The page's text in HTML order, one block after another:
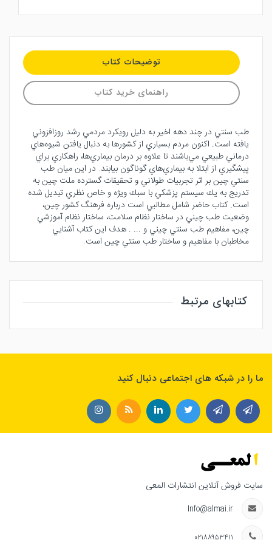
توضیحات کتاب
راهنمای خرید کتاب
طب سنتي در چند دهه اخير به دليل رويكرد مردمي رشد روزافزوني
يافته است. اكنون مردم بسياري از كشورها به دنبال يافتن شيوه‌هاي
درماني طبيعي مي‌باشند تا علاوه بر درمان بيماري‌ها، راهكاري براي
پيشگيري از ابتلا به بيماري‌هاي گوناگون بيابند. در اين ميان طب
سنتي چين بر اثر تجربيات طولاني و تحقيقات گسترده ملت چين به
تدريج به يك سيستم پزشكي با سبك ويژه و خاص نظري تبديل شده
است. كتاب حاضر شامل مطالبي است درباره فرهنگ كشور چين،
وضعيت طب چيني در ساختار نظام سلامت، ساختار نظام آموزشي
چين، مفاهيم طب سنتي چيني و ... . هدف اين كتاب آشنايي
مخاطبان با مفاهيم و ساختار طب سنتي چين است.
کتابهای مرتبط
ما را در شبکه های اجتماعی دنبال کنید
سایت فروش آنلاین انتشارات المعی
Info@almai.ir
۰۲۱۸۸۹۵۳۴۱۱